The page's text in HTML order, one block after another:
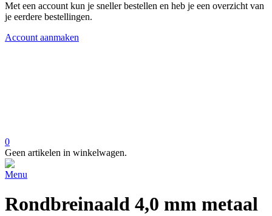
Met een account kun je sneller bestellen en heb je een overzicht van
je eerdere bestellingen.
Account aanmaken
0
Geen artikelen in winkelwagen.
Menu
Rondbreinaald 4,0 mm metaal